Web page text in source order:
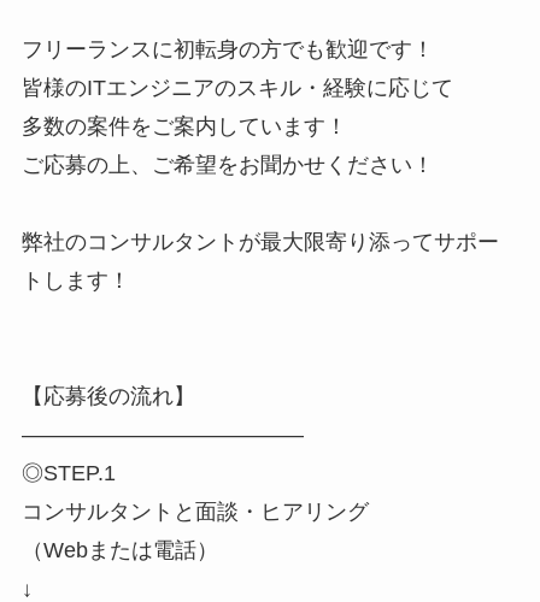
フリーランスに初転身の方でも歓迎です！
皆様のITエンジニアのスキル・経験に応じて
多数の案件をご案内しています！
ご応募の上、ご希望をお聞かせください！
弊社のコンサルタントが最大限寄り添ってサポー
トします！
【応募後の流れ】
―――――――――――――
◎STEP.1
コンサルタントと面談・ヒアリング
（Webまたは電話）
↓